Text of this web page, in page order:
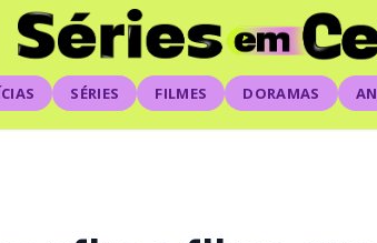
SÉRIES FILMES DORAMAS